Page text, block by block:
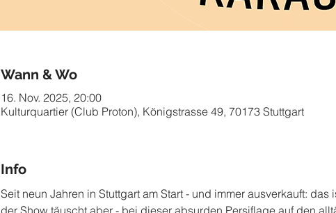
Wann & Wo
16. Nov. 2025, 20:00
Kulturquartier (Club Proton), Königstrasse 49, 70173 Stuttgart
Info
Seit neun Jahren in Stuttgart am Start - und immer ausverkauft:
der Show täuscht aber - bei dieser absurden Persiflage auf den